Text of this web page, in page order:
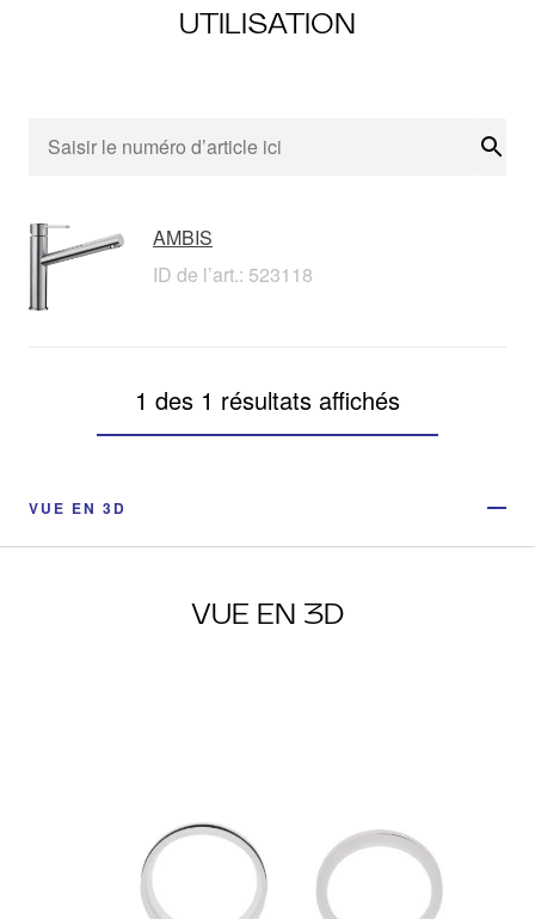
UTILISATION
AMBIS
ID de l’art.: 523118
1 des 1 résultats affichés
VUE EN 3D
VUE EN 3D